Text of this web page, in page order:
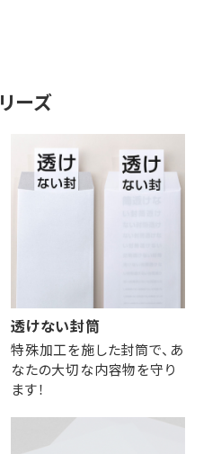
ーズ
透けない封筒
特殊加工を施した封筒で、あ
なたの大切な内容物を守り
ます！